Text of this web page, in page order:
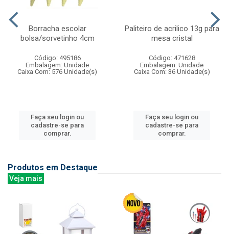
Borracha escolar
bolsa/sorvetinho 4cm
Código: 495186
Embalagem: Unidade
Caixa Com: 576 Unidade(s)
Faça seu login ou
cadastre-se para
comprar.
Paliteiro de acrilico 13g para
mesa cristal
Código: 471628
Embalagem: Unidade
Caixa Com: 36 Unidade(s)
Faça seu login ou
cadastre-se para
comprar.
Produtos em Destaque
Veja mais